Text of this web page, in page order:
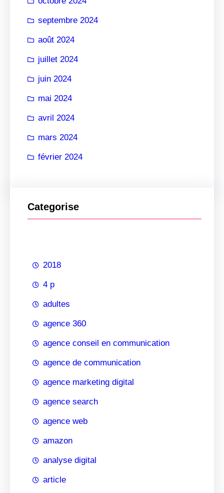
septembre 2024
août 2024
juillet 2024
juin 2024
mai 2024
avril 2024
mars 2024
février 2024
Categorise
2018
4 p
adultes
agence 360
agence conseil en communication
agence de communication
agence marketing digital
agence search
agence web
amazon
analyse digital
article